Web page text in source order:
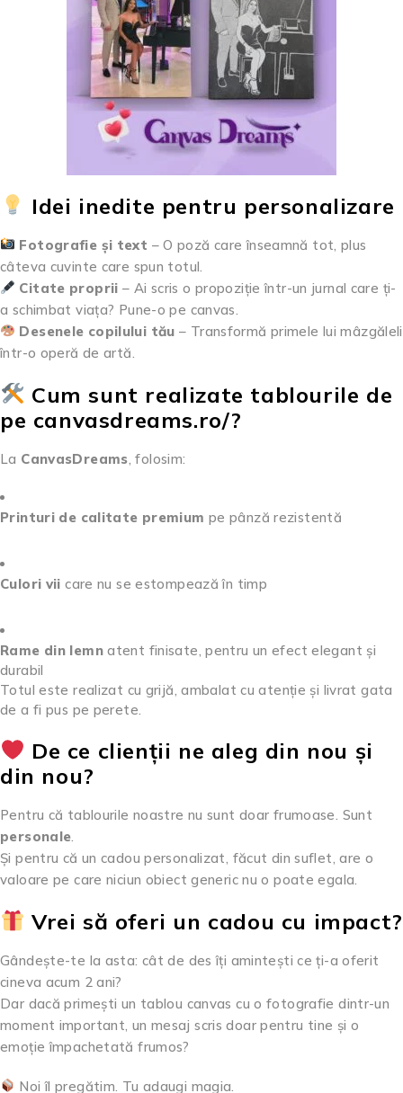
Idei inedite pentru personalizare
Fotografie și text – O poză care înseamnă tot, plus
câteva cuvinte care spun totul.
Citate proprii – Ai scris o propoziție într-un jurnal care ți-
a schimbat viața? Pune-o pe canvas.
Desenele copilului tău – Transformă primele lui mâzgăleli
într-o operă de artă.
Cum sunt realizate tablourile de
pe canvasdreams.ro/?
La CanvasDreams , folosim:
Printuri de calitate premium pe pânză rezistentă
Culori vii care nu se estompează în timp
Rame din lemnatent finisate, pentru un efect elegant și
durabil
Totul este realizat cu grijă, ambalat cu atenție și livrat gata
de a fi pus pe perete.
De ce clienții ne aleg din nou și
din nou?
Pentru că tablourile noastre nu sunt doar frumoase. Sunt
personale
Și pentru că un cadou personalizat, făcut din suflet, are o
valoare pe care niciun obiect generic nu o poate egala.
Vrei să oferi un cadou cu impact?
Gândește-te la asta: cât de des îți amintești ce ți-a oferit
cineva acum 2 ani?
Dar dacă primești un tablou canvas cu o fotografie dintr-un
moment important, un mesaj scris doar pentru tine și o
emoție împachetată frumos?
Noi îl pregătim. Tu adaugi magia.